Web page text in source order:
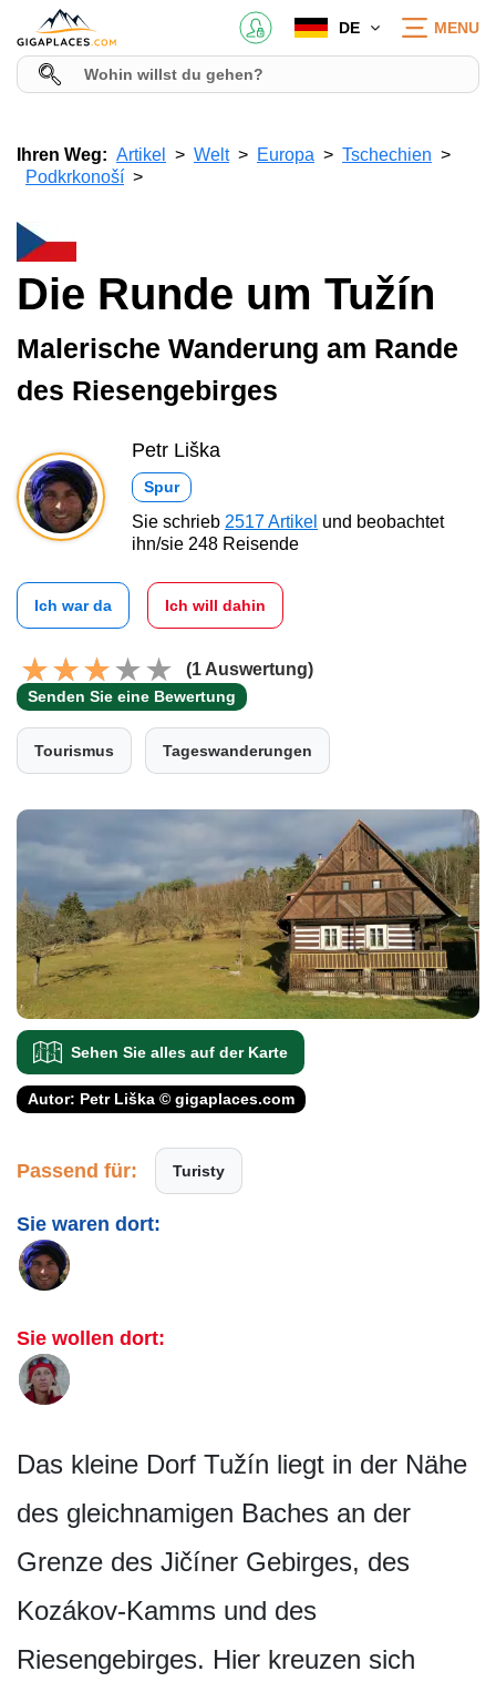
DE MENU
Ihren Weg: Artikel Welt Europa
Tschechien
Podkrkonoší
Die Runde um Tužín
Malerische Wanderung am Rande
des Riesengebirges
Petr Liška
Spur
Sie schrieb 2517 Artikel und beobachtet
ihn/sie 248 Reisende
Ich war da Ich will dahin
(1 Auswertung)
Senden Sie eine Bewertung
Tourismus Tageswanderungen
Sehen Sie alles auf der Karte
Autor: Petr Liška © gigaplaces.com
Passend für: Turisty
Sie waren dort:
Sie wollen dort:
Das kleine Dorf Tužín liegt in der Nähe
des gleichnamigen Baches an der
Grenze des Jičíner Gebirges, des
Kozákov-Kamms und des
Riesengebirges. Hier kreuzen sich